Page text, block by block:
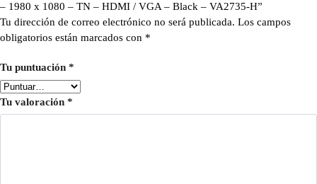
– 1980 x 1080 – TN – HDMI / VGA – Black – VA2735-H”
Tu dirección de correo electrónico no será publicada. Los campos
obligatorios están marcados con *
Tu puntuación *
Tu valoración *